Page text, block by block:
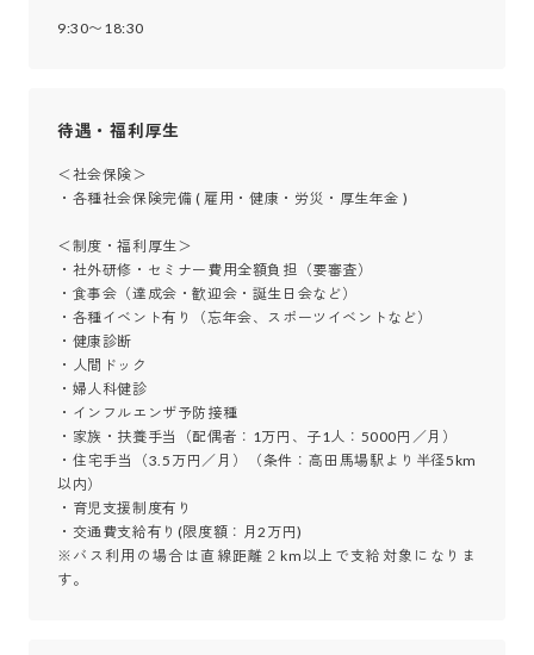
9:30〜18:30
待遇・福利厚生
＜社会保険＞
・各種社会保険完備 ( 雇用・健康・労災・厚生年金 )
＜制度・福利厚生＞
・社外研修・セミナー費用全額負担（要審査）
・食事会（達成会・歓迎会・誕生日会など）
・各種イベント有り（忘年会、スポーツイベントなど）
・健康診断
・人間ドック
・婦人科健診
・インフルエンザ予防接種
・家族・扶養手当（配偶者：1万円、子1人：5000円／月）
・住宅手当（3.5万円／月）（条件：高田馬場駅より半径5km
以内）
・育児支援制度有り
・交通費支給有り(限度額：月2万円)
※バス利用の場合は直線距離２km以上で支給対象になりま
す。